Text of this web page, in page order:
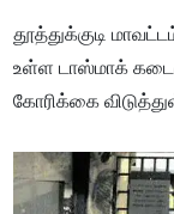
தூத்துக்குடி
உள்ள டாஸ்மாக்
கோரிக்கை